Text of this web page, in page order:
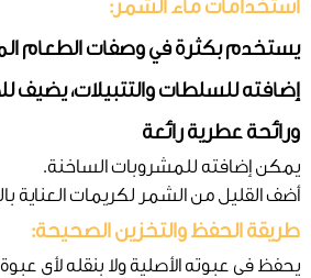
استخدامات ماء الشمر:
يستخدم بكثرة في وصفات الطعام
إضافته للسلطات والتتبيلات، يضيف
ورائحة عطرية رائعة
يمكن إضافته للمشروبات الساخنة.
أضف القليل من الشمر لكريمات العناية
طريقة الحفظ والتخزين الصحيحة:
يحفظ في عبوته الأصلية ولا بنقله لأي